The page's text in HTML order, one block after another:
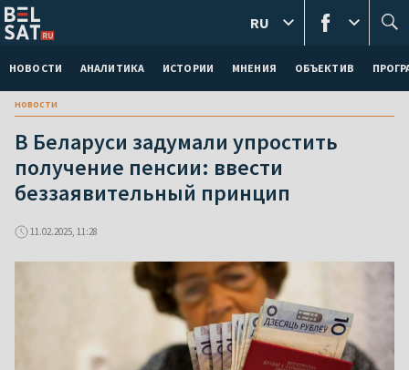
НОВОСТИ АНАЛИТИКА ИСТОРИИ МНЕНИЯ ОБЪЕКТИВ
RU
новости
В Беларуси задумали упростить
получение пенсии: ввести
беззаявительный принцип
11.02.2025, 11:28